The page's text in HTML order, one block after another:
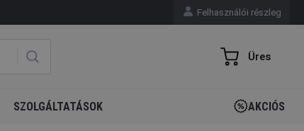
Felhasználói részleg
Üres
SZOLGÁLTATÁSOK AKCIÓS